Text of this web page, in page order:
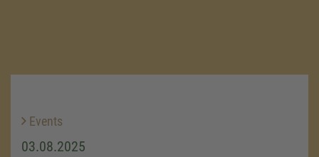
Events
03.08.2025